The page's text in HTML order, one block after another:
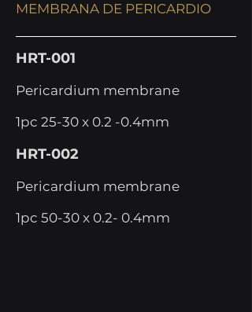
MEMBRANA DE PERICARDIO
HRT-001
Pericardium membrane
1pc 25-30 x 0.2 -0.4mm
HRT-002
Pericardium membrane
1pc 50-30 x 0.2- 0.4mm